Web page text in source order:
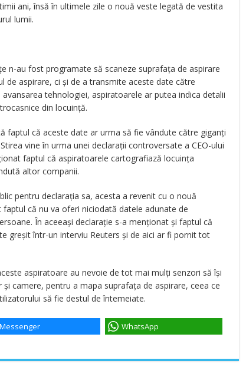
ani, însă în ultimele zile o nouă veste legată de vestita
lumii.
n-au fost programate să scaneze suprafața de aspirare
de aspirare, ci și de a transmite aceste date către
tehnologiei, aspiratoarele ar putea indica detalii
din locuință.
faptul că aceste date ar urma să fie vândute către giganți
vine în urma unei declarații controversate a CEO-ului
faptul că aspiratoarele cartografiază locuința
altor companii.
pentru declarația sa, acesta a revenit cu o nouă
că nu va oferi niciodată datele adunate de
În aceeași declarație s-a menționat și faptul că
greșit într-un interviu Reuters și de aici ar fi pornit tot
aspiratoare au nevoie de tot mai mulți senzori să își
camere, pentru a mapa suprafața de aspirare, ceea ce
să fie destul de întemeiate.
Messenger WhatsApp